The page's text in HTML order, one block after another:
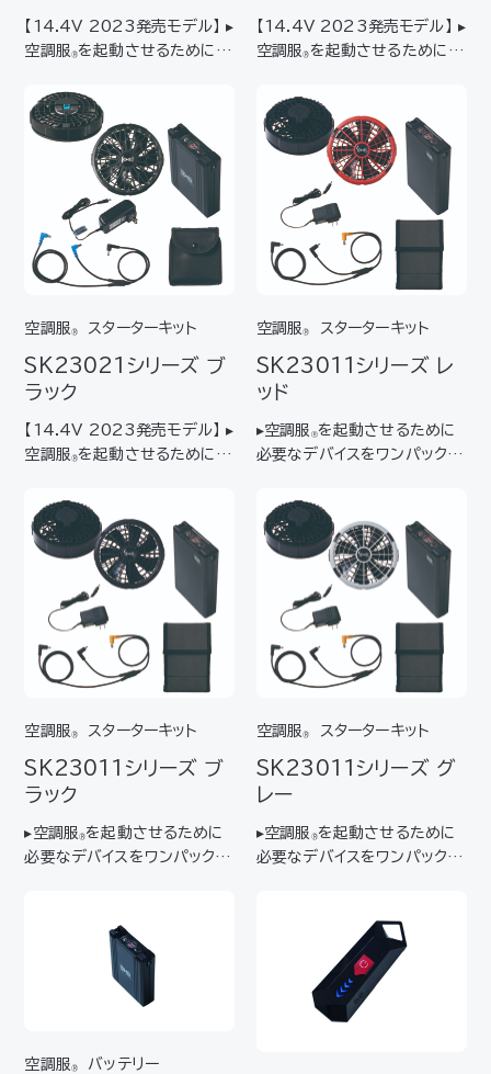
【14.4V 2023発売モデル】 ▸
空調服®を起動させるために必
たスターターキット▸ はじめて
空調服 ®を使われる方におすす
め ▸ 薄型・軽量でありながら、
大風量・高効率・高寿命を備え
るファ…
【14.4V 2023発売モデル】 ▸
空調服® を起動させるために必
たスターターキット▸ はじめて
空調服
を使われる方におすす
め ▸ 薄型・軽量でありながら、
大風量・高効率・高寿命を備え
るファ…
空調服® スターターキット
SK23021 シリーズ ブ
ラック
【14.4V 2023発売モデル】 ▸
空調服®を起動させるために必
たスターターキット▸ はじめて
空調服
を使われる方におすす
め ▸ 薄型・軽量でありながら、
大風量・高効率・高寿命を備え
るファ…
空調服® スターターキット
SK23011 シリーズ
レ
ッド
▸空調服 Ⓡを起動させるために
必要なデバイスをワンパックに
て空調服Ⓡ
方におすすめ ▸最大風量106
ℓ/秒ターボーモード対応ファン
＆最大電圧18Ｖの大容量バッ
テリーのセット 【…
空調服® スターターキット
SK23011 シリーズ ブ
ラック
▸空調服®を起動させるために
必要なデバイスをワンパックし
におすすめ ▸最大風量106ℓ/
秒ターボーモード対応ファン＆
最大電圧18Ｖの大容量バッテ
リーのセット 【キ…
空調服® スターターキット
SK23011 シリーズ グ
レー
▸空調服 ®を起動させるために
必要なデバイスをワンパックし
におすすめ ▸最大風量106ℓ/
秒ターボーモード対応ファン＆
最大電圧18Ｖの大容量バッテ
リーのセット 【キ…
空調服® バッテリー